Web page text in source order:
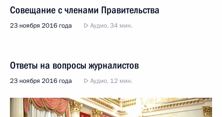
Совещание с членами Правительства
23 ноября 2016 года Аудио, 34 мин.
Ответы на вопросы журналистов
23 ноября 2016 года Аудио, 12 мин.